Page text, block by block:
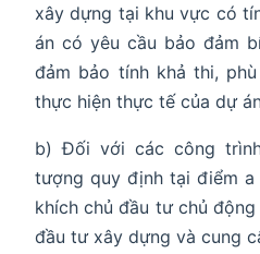
xây dựng tại khu vực có
án có yêu cầu bảo đảm
đảm bảo tính khả thi,
thực hiện thực tế của dự
b) Đối với các công
tượng quy định tại điểm a
khích chủ đầu tư chủ
đầu tư xây dựng và cung